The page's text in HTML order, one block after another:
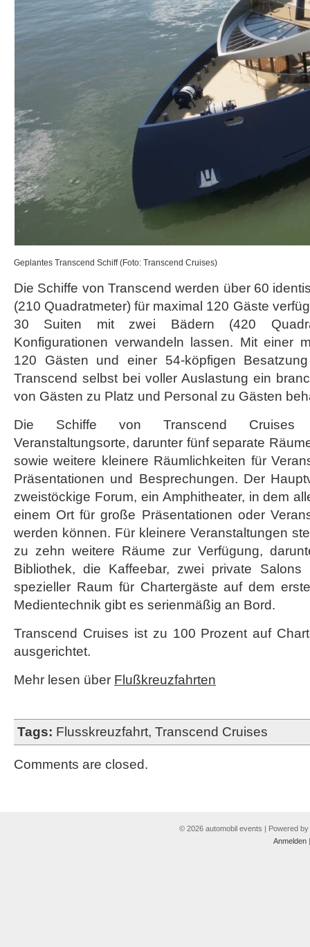
Geplantes Transcend Schiff (Foto: Transcend Cruises)
Die Schiffe von Transcend werden über 60
(210 Quadratmeter) für maximal 120 Gäste
30 Suiten mit zwei Bädern (420
Konfigurationen verwandeln lassen. Mit einer
120 Gästen und einer 54-köpfigen
Transcend selbst bei voller Auslastung ein
von Gästen zu Platz und Personal zu Gästen
Die Schiffe von Transcend Cruises
Veranstaltungsorte, darunter fünf separate
sowie weitere kleinere Räumlichkeiten für
Präsentationen und Besprechungen. Der
zweistöckige Forum, ein Amphitheater, in dem
einem Ort für große Präsentationen oder
werden können. Für kleinere Veranstaltungen
zu zehn weitere Räume zur Verfügung,
Bibliothek, die Kaffeebar, zwei private
spezieller Raum für Chartergäste auf dem
Medientechnik gibt es serienmäßig an Bord.
Transcend Cruises ist zu 100 Prozent auf
ausgerichtet.
Mehr lesen über Flußkreuzfahrten
Tags: Flusskreuzfahrt, Transcend Cruises
Comments are closed.
© 2026 automobil events | Powered by
Anmelden